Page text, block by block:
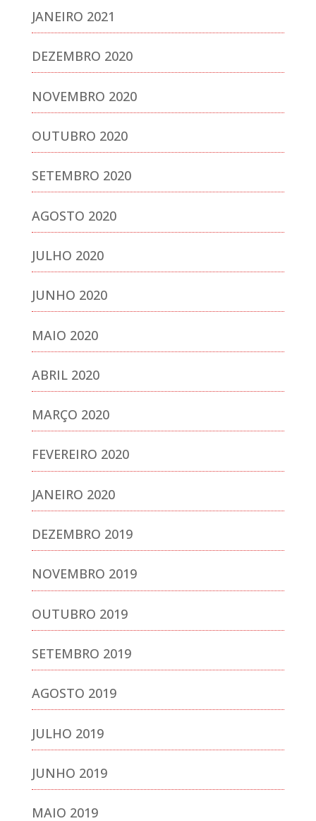
JANEIRO 2021
DEZEMBRO 2020
NOVEMBRO 2020
OUTUBRO 2020
SETEMBRO 2020
AGOSTO 2020
JULHO 2020
JUNHO 2020
MAIO 2020
ABRIL 2020
MARÇO 2020
FEVEREIRO 2020
JANEIRO 2020
DEZEMBRO 2019
NOVEMBRO 2019
OUTUBRO 2019
SETEMBRO 2019
AGOSTO 2019
JULHO 2019
JUNHO 2019
MAIO 2019